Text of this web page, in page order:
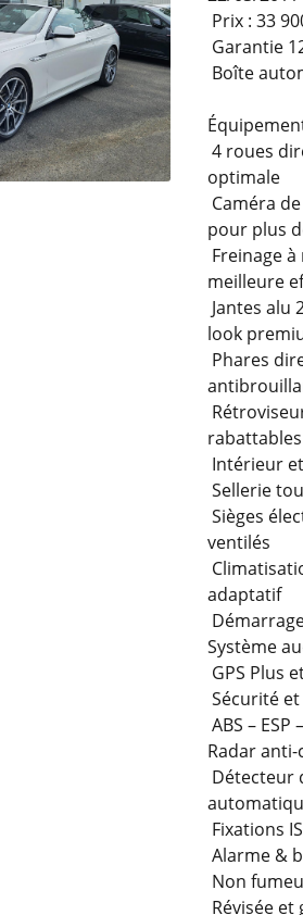
Prix : 33
Garantie
Boîte
4 roues
optimale
Caméra
pour plus
Freinage
meilleure
Jantes alu
look
Phares
Intérieur
Sellerie
Sièges
ventilés
adaptatif
Système
GPS Plus
Sécurité
ABS –
Radar
Détecteur
Fixations
Alarme &
Non
Révisée